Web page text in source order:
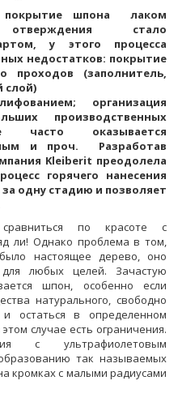
шпона лаком
отверждения стало
у этого процесса
недостатков: покрытие
проходов (заполнитель,
слой)
организация
производственных
часто оказывается
и проч. Разработав
Kleiberit преодолела
горячего нанесения
одну стадию и позволяет
по красоте с
ли! Однако проблема в том,
настоящее дерево, оно
любых целей. Зачастую
шпон, особенно если
натурального, свободно
остаться в определенном
случае есть ограничения.
с ультрафиолетовым
так называемых
кромках с малыми радиусами